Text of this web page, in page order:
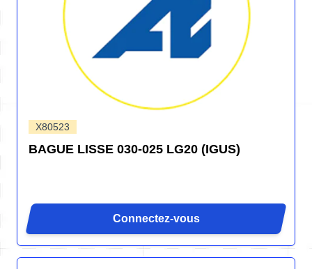
X80523
BAGUE LISSE 030-025 LG20 (IGUS)
Connectez-vous